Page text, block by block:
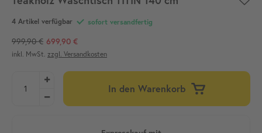
4 Artikel verfügbar sofort versandfertig
999,90 € 699,90 €
inkl. MwSt. zzgl. Versandkosten
In den Warenkorb